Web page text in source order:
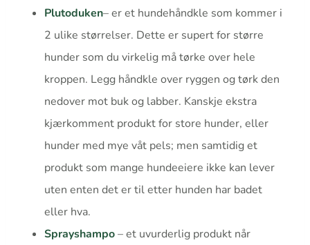
Plutoduken– er et hundehåndkle som kommer i
2 ulike størrelser. Dette er supert for større
hunder som du virkelig må tørke over hele
kroppen. Legg håndkle over ryggen og tørk den
nedover mot buk og labber. Kanskje ekstra
kjærkomment produkt for store hunder, eller
hunder med mye våt pels; men samtidig et
produkt som mange hundeeiere ikke kan lever
uten enten det er til etter hunden har badet
eller hva.
Sprayshampo– et uvurderlig produkt når